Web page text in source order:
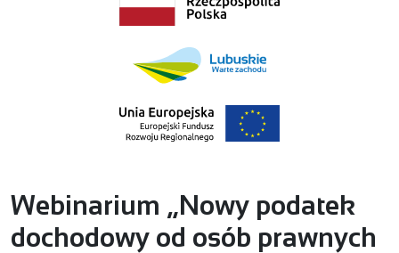
Webinarium „Nowy podatek
dochodowy od osób prawnych